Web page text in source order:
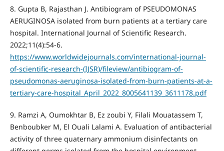
8. Gupta B, Rajasthan J. Antibiogram of PSEUDOMONAS
AERUGINOSA isolated from burn patients at a tertiary care
hospital. International Journal of Scientific Research.
2022;11(4):54-6.
https://www.worldwidejournals.com/international-journal-
of-scientific-research-(IJSR)/fileview/antibiogram-of-
pseudomonas-aeruginosa-isolated-from-burn-patients-at-a-
tertiary-care-hospital_April_2022_8005641139_3611178.pdf
9. Ramzi A, Oumokhtar B, Ez zoubi Y, Filali Mouatassem T,
Benboubker M, El Ouali Lalami A. Evaluation of antibacterial
activity of three quaternary ammonium disinfectants on